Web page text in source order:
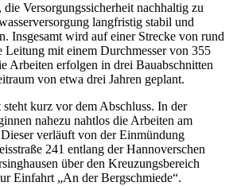
die Versorgungssicherheit nachhaltig zu
langfristig stabil und
Insgesamt wird auf einer Strecke von rund
Leitung mit einem Durchmesser von 355
Arbeiten erfolgen in drei Bauabschnitten
von etwa drei Jahren geplant.
kurz vor dem Abschluss. In der
nahezu nahtlos die Arbeiten am
verläuft von der Einmündung
241 entlang der Hannoverschen
über den Kreuzungsbereich
Einfahrt „An der Bergschmiede“.